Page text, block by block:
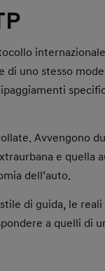
è possibile
del veicolo. Ad
devono superare, con
il consumo
di uno stesso
Avvengono
e quella
dell’auto.
di guida, le
a quelli di